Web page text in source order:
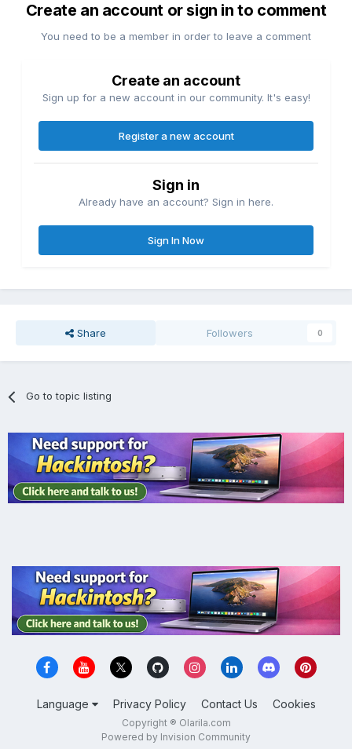
Create an account or sign in to comment
You need to be a member in order to leave a comment
Create an account
Sign up for a new account in our community. It's easy!
Register a new account
Sign in
Already have an account? Sign in here.
Sign In Now
Share Followers 0
Go to topic listing
Language Privacy Policy Contact Us Cookies
Copyright ® Olarila.com
Powered by Invision Community